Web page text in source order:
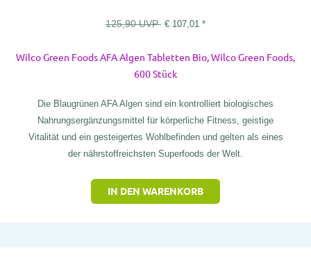
125,90UVP € 107,01 *
Wilco Green Foods AFA Algen Tabletten Bio, Wilco Green Foods,
600 Stück
Die Blaugrünen AFA Algen sind ein kontrolliert biologisches
Nahrungsergänzungsmittel für körperliche Fitness, geistige
Vitalität und ein gesteigertes Wohlbefinden und gelten als eines
der nährstoffreichsten Superfoods der Welt.
IN DEN WARENKORB